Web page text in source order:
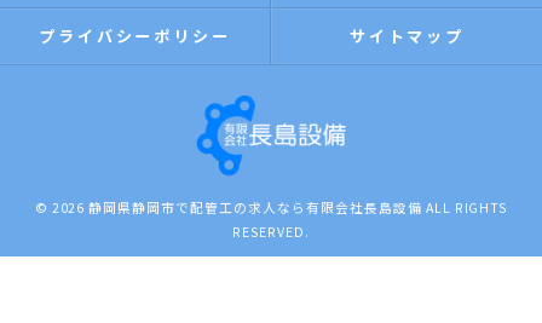
プライバシーポリシー サイトマップ
© 2026 静岡県静岡市で配管工の求人なら有限会社長島設備 ALL RIGHTS
RESERVED.